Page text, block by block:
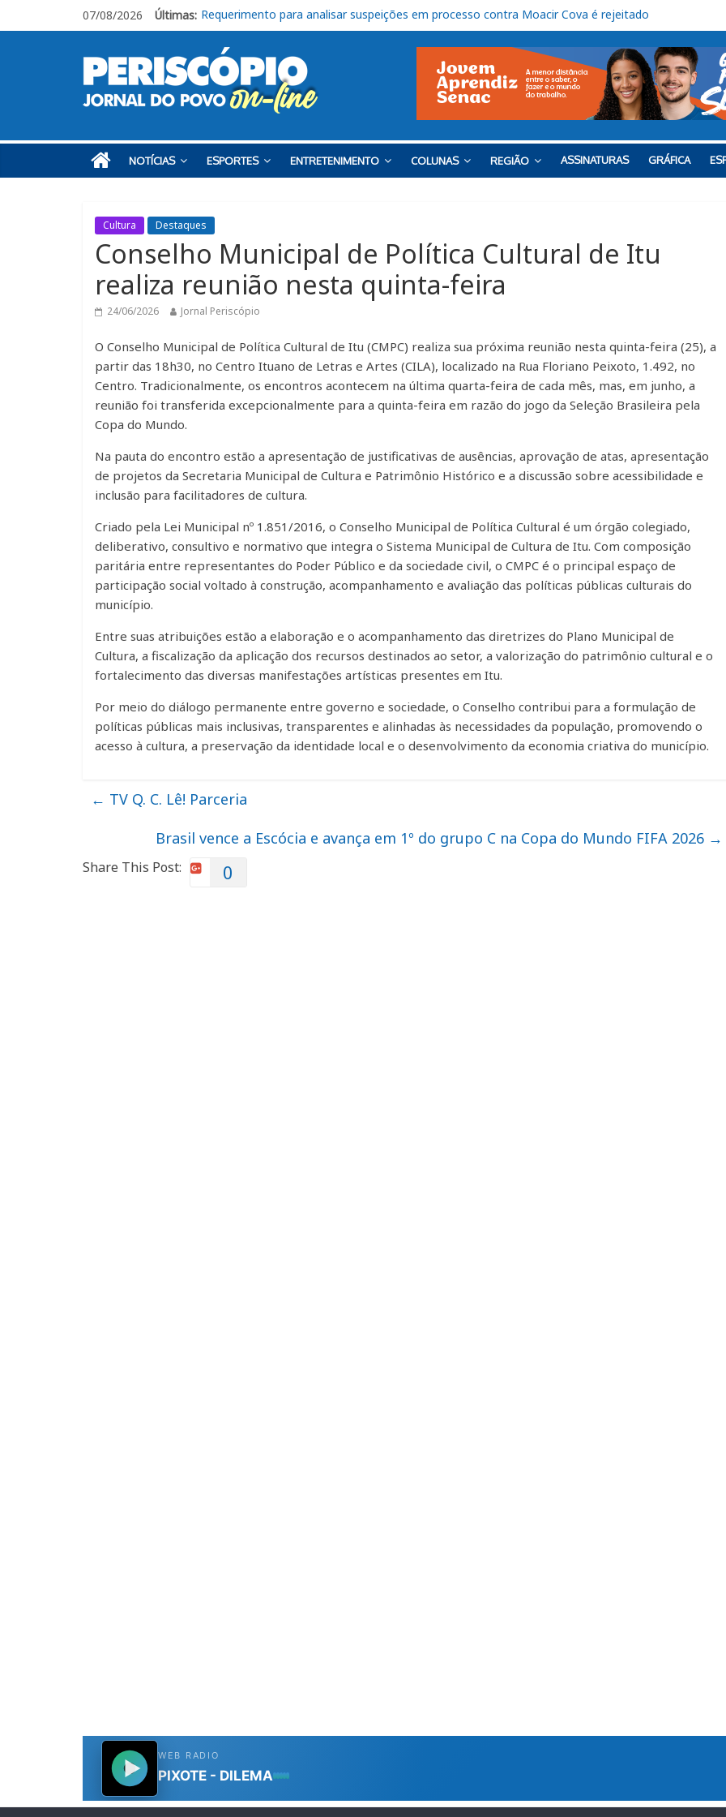
07/08/2026 Últimas: Livro “Roberto de Francisco, organista em Itu” será lançado nesta sexta
CEUNSP apresenta novos espaços do Bloco K no Campus Salto
Itu registra alta no Ideb e alcança nota 6,5 nos anos iniciais do Ensino Fundamental
Fraternidades Franciscanas realizam ação solidária em benefício do Lar Santo Inácio, em Itu
Requerimento para analisar suspeições em processo contra Moacir Cova é rejeitado
NOTÍCIAS ESPORTES ENTRETENIMENTO COLUNAS REGIÃO ASSINATURAS GRÁFICA
Cultura Destaques
Conselho Municipal de Política Cultural de Itu
realiza reunião nesta quinta-feira
24/06/2026 Jornal Periscópio
O Conselho Municipal de Política Cultural de Itu (CMPC) realiza sua próxima reunião nesta quinta-feira (25), a
partir das 18h30, no Centro Ituano de Letras e Artes (CILA), localizado na Rua Floriano Peixoto, 1.492, no
Centro. Tradicionalmente, os encontros acontecem na última quarta-feira de cada mês, mas, em junho, a
reunião foi transferida excepcionalmente para a quinta-feira em razão do jogo da Seleção Brasileira pela
Copa do Mundo.
Na pauta do encontro estão a apresentação de justificativas de ausências, aprovação de atas, apresentação
de projetos da Secretaria Municipal de Cultura e Patrimônio Histórico e a discussão sobre acessibilidade e
inclusão para facilitadores de cultura.
Criado pela Lei Municipal nº 1.851/2016, o Conselho Municipal de Política Cultural é um órgão colegiado,
deliberativo, consultivo e normativo que integra o Sistema Municipal de Cultura de Itu. Com composição
paritária entre representantes do Poder Público e da sociedade civil, o CMPC é o principal espaço de
participação social voltado à construção, acompanhamento e avaliação das políticas públicas culturais do
município.
Entre suas atribuições estão a elaboração e o acompanhamento das diretrizes do Plano Municipal de
Cultura, a fiscalização da aplicação dos recursos destinados ao setor, a valorização do patrimônio cultural e o
fortalecimento das diversas manifestações artísticas presentes em Itu.
Por meio do diálogo permanente entre governo e sociedade, o Conselho contribui para a formulação de
políticas públicas mais inclusivas, transparentes e alinhadas às necessidades da população, promovendo o
acesso à cultura, a preservação da identidade local e o desenvolvimento da economia criativa do município.
← TV Q. C. Lê! Parceria
Brasil vence a Escócia e avança em 1º do grupo C na Copa do Mundo FIFA 2026 →
Share This Post: 0